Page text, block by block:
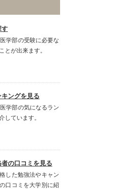
す
学部の受験に必要な
とが出来ます。
キングを見る
学部の気になるラン
しています。
者の口コミを見る
した勉強法やキャン
口コミを大学別に紹